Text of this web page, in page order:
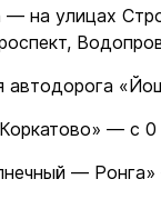
на улицах
автодорога
— с 0
—